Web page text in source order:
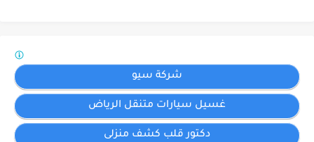
شركة سيو
غسيل سيارات متنقل الرياض
دكتور قلب كشف منزلى